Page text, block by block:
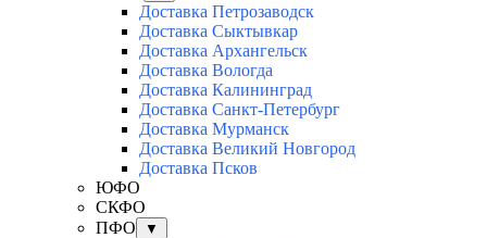
Доставка Петрозаводск
Доставка Сыктывкар
Доставка Архангельск
Доставка Вологда
Доставка Калининград
Доставка Санкт-Петербург
Доставка Мурманск
Доставка Великий Новгород
Доставка Псков
ЮФО
СКФО
ПФО
▼